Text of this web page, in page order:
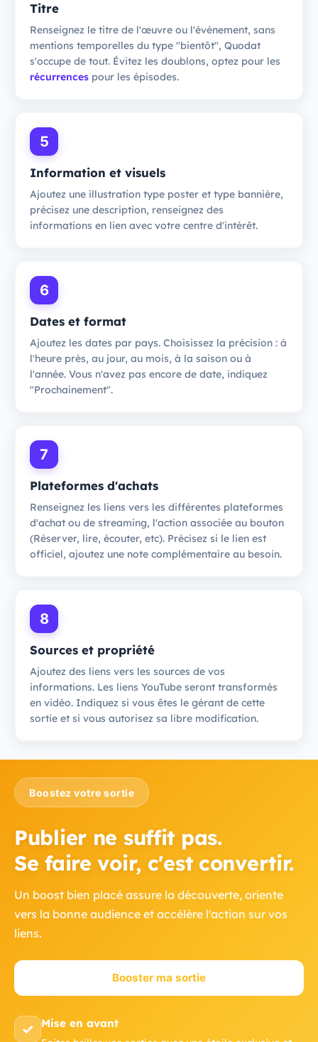
Titre
Renseignez le titre de l'œuvre ou l'événement, sans
mentions temporelles du type "bientôt", Quodat
s'occupe de tout. Évitez les doublons, optez pour les
récurrences pour les épisodes.
5
Information et visuels
Ajoutez une illustration type poster et type bannière,
précisez une description, renseignez des
informations en lien avec votre centre d'intérêt.
6
Dates et format
Ajoutez les dates par pays. Choisissez la précision : à
l'heure près, au jour, au mois, à la saison ou à
l'année. Vous n'avez pas encore de date, indiquez
"Prochainement".
7
Plateformes d'achats
Renseignez les liens vers les différentes plateformes
d'achat ou de streaming, l'action associée au bouton
(Réserver, lire, écouter, etc). Précisez si le lien est
officiel, ajoutez une note complémentaire au besoin.
8
Sources et propriété
Ajoutez des liens vers les sources de vos
informations. Les liens YouTube seront transformés
en vidéo. Indiquez si vous êtes le gérant de cette
sortie et si vous autorisez sa libre modification.
Boostez votre sortie
Publier ne suffit pas.
Se faire voir, c'est convertir.
Un boost bien placé assure la découverte, oriente
vers la bonne audience et accélère l'action sur vos
liens.
Booster ma sortie
✓ Mise en avant